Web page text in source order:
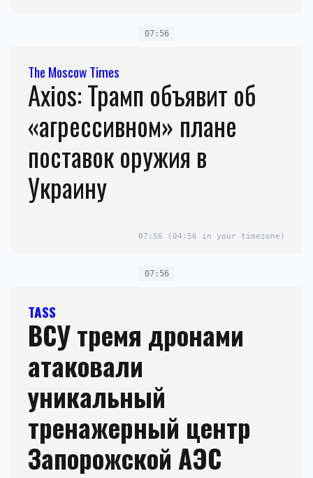
которые будут
оплачены ЕС
07:56
The Moscow Times
Axios: Трамп объявит об
«агрессивном» плане
поставок оружия в
Украину
07:56 (04:56 in your timezone)
07:56
TASS
ВСУ тремя дронами
атаковали
уникальный
тренажерный центр
Запорожской АЭС